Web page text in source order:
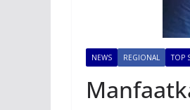
NEWS REGIONAL TOP